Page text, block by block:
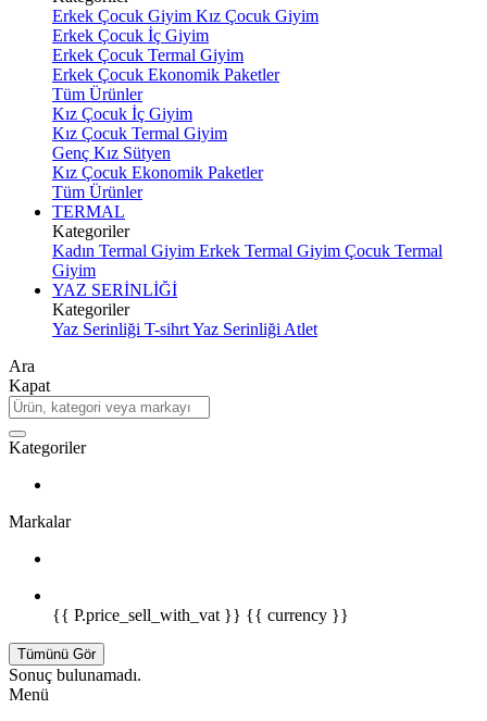
Erkek Çocuk Giyim Kız Çocuk Giyim
Erkek Çocuk İç Giyim
Erkek Çocuk Termal Giyim
Erkek Çocuk Ekonomik Paketler
Tüm Ürünler
Kız Çocuk İç Giyim
Kız Çocuk Termal Giyim
Genç Kız Sütyen
Kız Çocuk Ekonomik Paketler
Tüm Ürünler
TERMAL
Kategoriler
Kadın Termal Giyim Erkek Termal Giyim Çocuk Termal
Giyim
YAZ SERİNLİĞİ
Kategoriler
Yaz Serinliği T-sihrtYaz Serinliği Atlet
Ara
Kapat
Kategoriler
Markalar
{{ P.price_sell_with_vat }} {{ currency }}
Tümünü Gör
Sonuç bulunamadı.
Menü